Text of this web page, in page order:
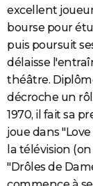
Destinations
City break
Voyage nature
Voyage de noces
Forum
Climat
+
PHOTO
GUIDES D'ACHAT
BONS PLANS
CARTE DE VOEUX
Carte de Noël
Carte Bonne année
Carte Saint-
Carte Pâques
Carte
DICTIONNAIRE
Dictionnaire
Biographies
Citations
Expressions
Proverbes
PROGRAMME TV
COPAINS D'AVANT
excellent
bourse pour
puis poursuit
délaisse
théâtre.
décroche un
1970, il fait sa
joue dans
la télévision
"Drôles de